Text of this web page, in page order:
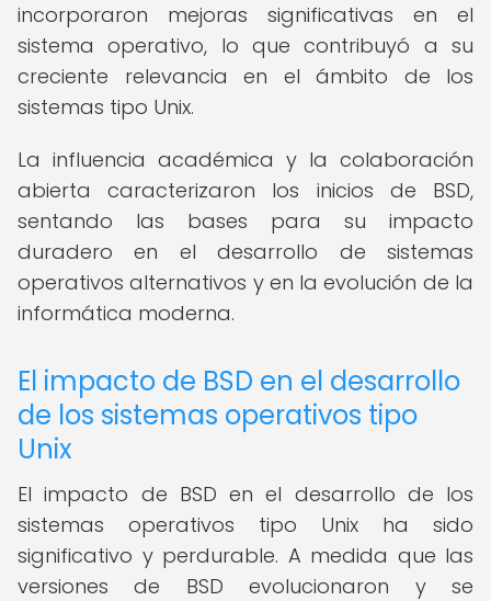
incorporaron mejoras significativas en el
sistema operativo, lo que contribuyó a su
creciente relevancia en el ámbito de los
sistemas tipo Unix.
La influencia académica y la colaboración
abierta caracterizaron los inicios de BSD,
sentando las bases para su impacto
duradero en el desarrollo de sistemas
operativos alternativos y en la evolución de la
informática moderna.
El impacto de BSD en el desarrollo
de los sistemas operativos tipo
Unix
El impacto de BSD en el desarrollo de los
sistemas operativos tipo Unix ha sido
significativo y perdurable. A medida que las
versiones de BSD evolucionaron y se